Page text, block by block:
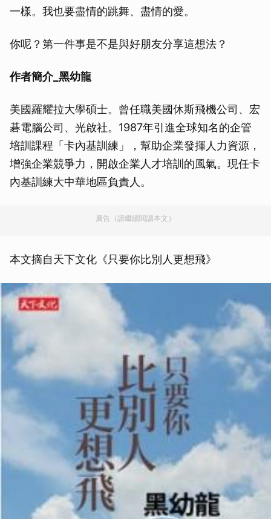
一樣。我也要盡情的跳舞、盡情的愛。
你呢？第一件事是不是與好朋友分享這想法？
作者簡介_黑幼龍
美國羅耀拉大學碩士。曾任職美國休斯飛機公司、宏
碁電腦公司、光啟社。1987年引進全球知名的企管
培訓課程「卡內基訓練」，幫助企業發揮人力資源，
增強企業競爭力，開啟企業人才培訓的風氣。現任卡
內基訓練大中華地區負責人。
廣告（請繼續閱讀本文）
本文摘自天下文化《只要你比別人更想飛》